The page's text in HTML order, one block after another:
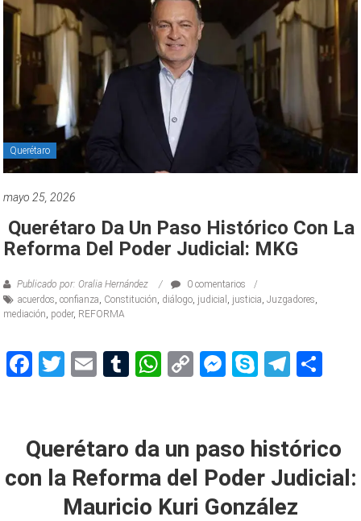
Querétaro
mayo 25, 2026
Querétaro Da Un Paso Histórico Con La
Reforma Del Poder Judicial: MKG
Publicado por: Oralia Hernández
0 comentarios
acuerdos ,confianza Constitución diálogo judicial justicia ,Juzgadores
mediación poder, REFORMA
Facebook
Twitter
EmailTumblr
WhatsApp
CopyMessenger
Skype
Querétaro da un paso histórico
con la Reforma del Poder Judicial:
Mauricio Kuri González